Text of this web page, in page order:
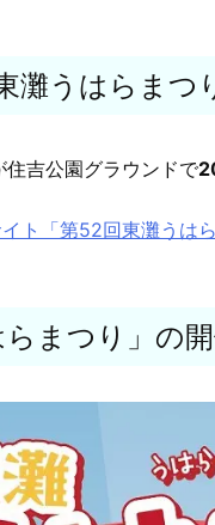
灘うはらまつ
住吉公園グラウンドで
ト「第52回東灘うはら
らまつり」の